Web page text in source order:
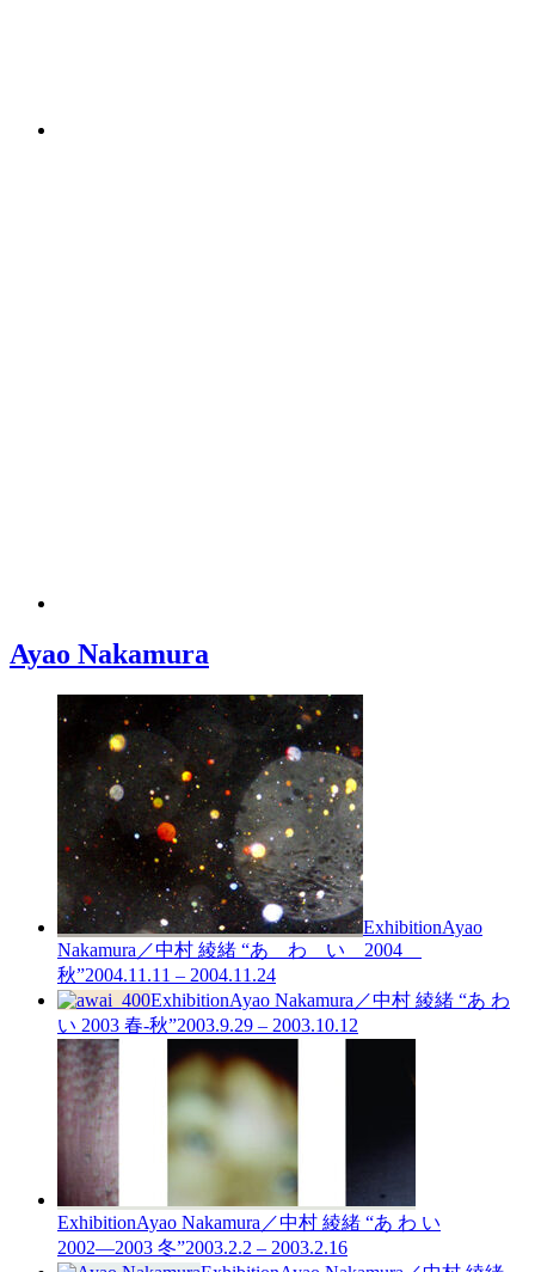
Ayao Nakamura
ExhibitionAyao
Nakamura／中村 綾緒 “あ わ い 2004
秋”2004.11.11 – 2004.11.24
ExhibitionAyao Nakamura／中村 綾緒 “あ わ
い 2003 春-秋”2003.9.29 – 2003.10.12
ExhibitionAyao Nakamura／中村 綾緒 “あ わ い
2002―2003 冬”2003.2.2 – 2003.2.16